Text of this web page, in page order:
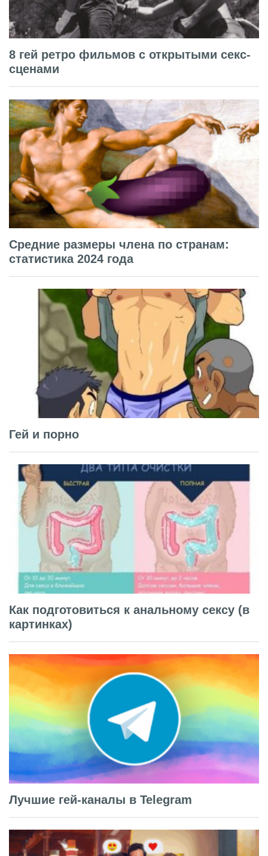
8 гей ретро фильмов с открытыми секс-
сценами
Средние размеры члена по странам:
статистика 2024 года
Гей и порно
Как подготовиться к анальному сексу (в
картинках)
Лучшие гей-каналы в Telegram